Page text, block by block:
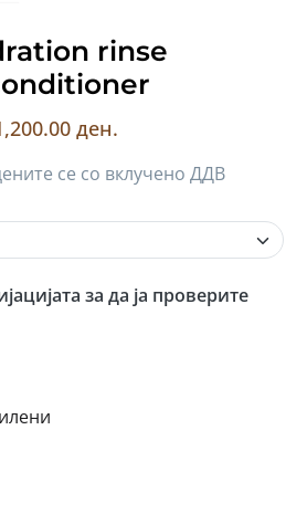
rinse
ден.
се со вклучено ДДВ
за да ја проверите